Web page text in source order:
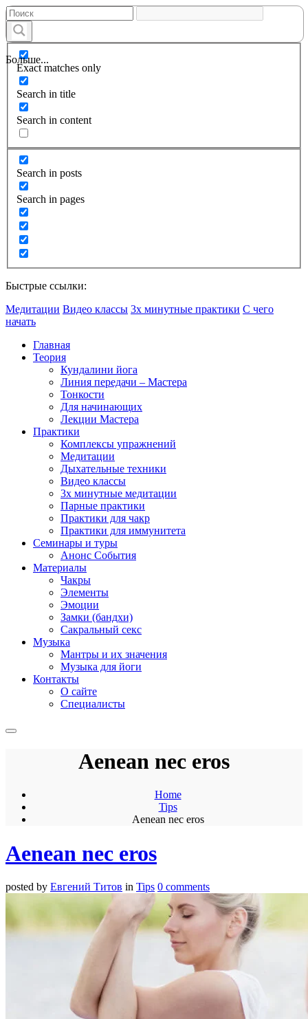
Больше...
Exact matches only
Search in title
Search in content
Search in posts
Search in pages
Быстрые ссылки:
Медитации Видео классы 3х минутные практики С чего
начать
Главная
Теория
Кундалини йога
Линия передачи – Мастера
Тонкости
Для начинающих
Лекции Мастера
Практики
Комплексы упражнений
Медитации
Дыхательные техники
Видео классы
3х минутные медитации
Парные практики
Практики для чакр
Практики для иммунитета
Семинары и туры
Анонс События
Материалы
Чакры
Элементы
Эмоции
Замки (бандхи)
Сакральный секс
Музыка
Мантры и их значения
Музыка для йоги
Контакты
О сайте
Специалисты
Aenean nec eros
Home
Tips
Aenean nec eros
Aenean nec eros
posted by Евгений Титов in Tips 0 comments